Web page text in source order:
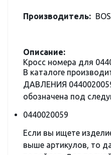
Производитель:
Описание:
Кросс номера для
В каталоге
ДАВЛЕНИЯ
обозначена под
0440020059
Если вы ищете
выше артикулов, то